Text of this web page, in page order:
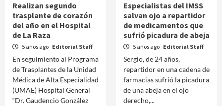
Realizan segundo
trasplante de corazón
del año en el Hospital
de La Raza
5 años ago Editorial Staff
En seguimiento al Programa
de Trasplantes de la Unidad
Médica de Alta Especialidad
(UMAE) Hospital General
“Dr. Gaudencio González
Especialistas del IMSS
salvan ojo a repartidor
de medicamentos que
sufrió picadura de abeja
5 años ago Editorial Staff
Sergio, de 24 años,
repartidor en una cadena de
farmacias sufrió la picadura
de una abeja en el ojo
derecho,...